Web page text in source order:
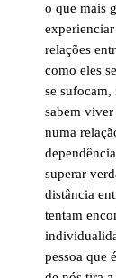
o que mais
relações
como eles
se sufocam,
sabem
numa
superar
distância
tentam
pessoa que